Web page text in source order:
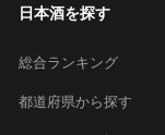
日本酒を探す
総合ランキング
都道府県から探す